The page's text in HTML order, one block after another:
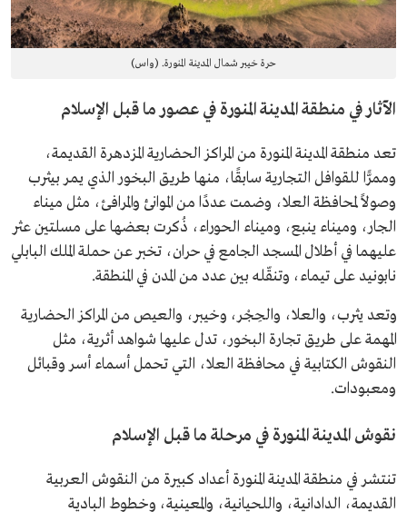
حرة خيبر شمال المدينة المنورة. (واس)
الآثار في منطقة المدينة المنورة في عصور ما قبل الإسلام
تعد منطقة المدينة المنورة من المراكز الحضارية المزدهرة القديمة،
وممرًّا للقوافل التجارية سابقًا، منها طريق البخور الذي يمر بيثرب
وصولاً لمحافظة العلا، وضمت عددًا من الموانئ والمرافئ، مثل ميناء
الجار، وميناء ينبع، وميناء الحوراء، ذُكرت بعضها على مسلتين عثر
عليهما في أطلال المسجد الجامع في حران، تخبر عن حملة الملك البابلي
نابونيد على تيماء، وتنقّله بين عدد من المدن في المنطقة.
وتعد يثرب، والعلا، والحِجْر، وخيبر، والعيص من المراكز الحضارية
المهمة على طريق تجارة البخور، تدل عليها شواهد أثرية، مثل
النقوش الكتابية في محافظة العلا، التي تحمل أسماء أسر وقبائل
ومعبودات.
نقوش المدينة المنورة في مرحلة ما قبل الإسلام
تنتشر في منطقة المدينة المنورة أعداد كبيرة من النقوش العربية
القديمة، الدادانية، واللحيانية، والمعينية، وخطوط البادية